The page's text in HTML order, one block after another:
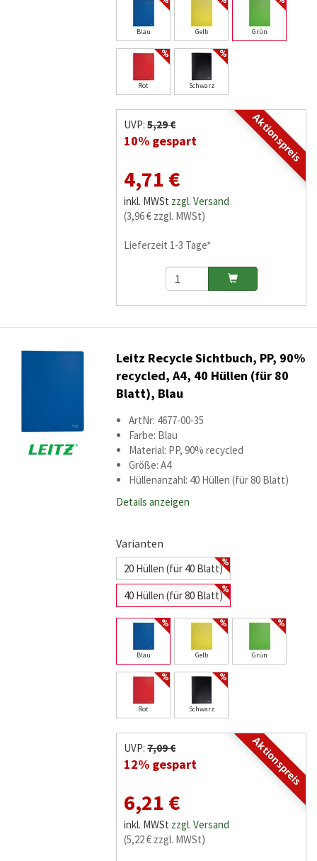
Blau Gelb Grün
Rot Schwarz
Aktionspreis
UVP:5,29 €
10% gespart
4,71 €
inkl. MWSt zzgl. Versand
(3,96 € zzgl. MWSt)
Lieferzeit 1-3 Tage*
Leitz Recycle Sichtbuch, PP, 90%
recycled, A4, 40 Hüllen (für 80
Blatt), Blau
ArtNr: 4677-00-35
Farbe: Blau
Material: PP, 90% recycled
Größe: A4
Hüllenanzahl: 40 Hüllen (für 80 Blatt)
Details anzeigen
Varianten
20 Hüllen (für 40 Blatt)
40 Hüllen (für 80 Blatt)
Blau Gelb Grün
Rot Schwarz
Aktionspreis
UVP:7,09 €
12% gespart
6,21 €
inkl. MWSt zzgl. Versand
(5,22 € zzgl. MWSt)